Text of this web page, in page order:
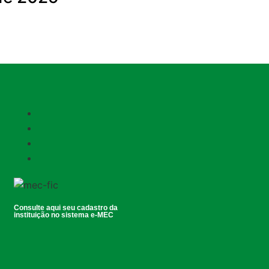
Consulte aqui seu cadastro da
instituição no sistema e-MEC